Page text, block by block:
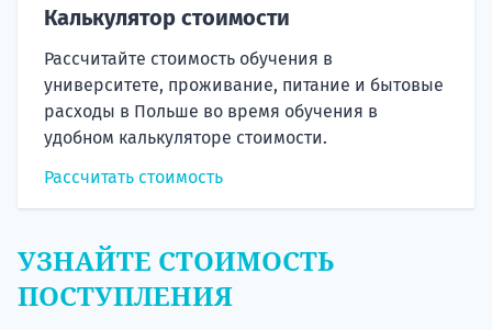
Калькулятор стоимости
Рассчитайте стоимость обучения в
университете, проживание, питание и бытовые
расходы в Польше во время обучения в
удобном калькуляторе стоимости.
Рассчитать стоимость
УЗНАЙТЕ СТОИМОСТЬ
ПОСТУПЛЕНИЯ